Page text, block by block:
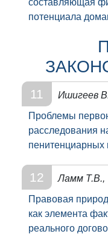
составляющая
потенциала
11
Ишигеев
Проблемы
расследования
пенитенциарных
12
Ламм Т.В.,
Правовая
как элемента
реального